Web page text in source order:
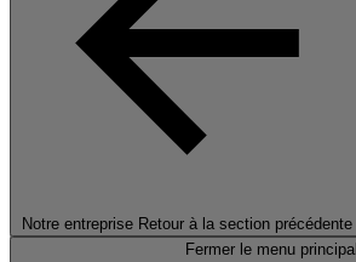
Notre entreprise Retour à la section précédente
Fermer le menu principal